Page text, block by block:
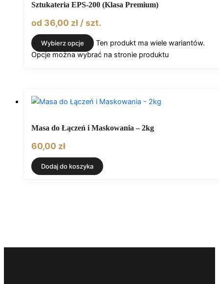
Sztukateria EPS-200 (Klasa Premium)
od 36,00 zł/ szt.
Wybierz opcje
Ten produkt ma wiele wariantów.
Opcje można wybrać na stronie produktu
Masa do Łączeń i Maskowania – 2kg
60,00 zł
Dodaj do koszyka